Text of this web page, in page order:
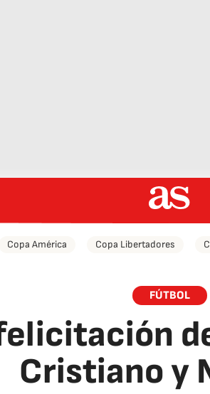
Copa América Copa Libertadores
FÚTBOL
Cristiano y